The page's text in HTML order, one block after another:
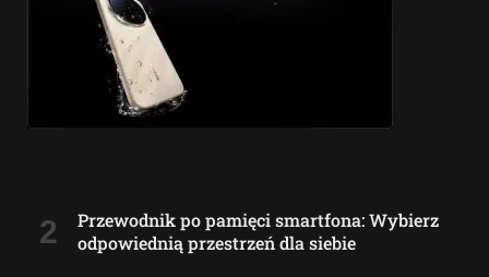
Przewodnik po pamięci smartfona: Wybierz
odpowiednią przestrzeń dla siebie